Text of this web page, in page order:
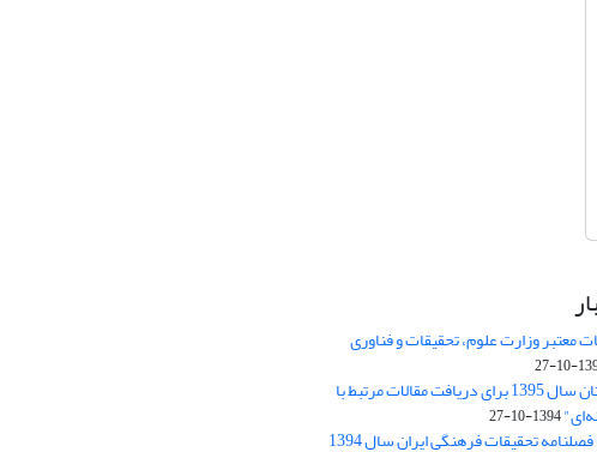
وزارت علوم، تحقیقات و فناوری
1394-
فراخوان تابستان سال 1395 برای دریافت مقالات مرتبط با
1394-10-27
فراخوان مقاله فصلنامه تحقیقات فرهنگی ایران سال 1394